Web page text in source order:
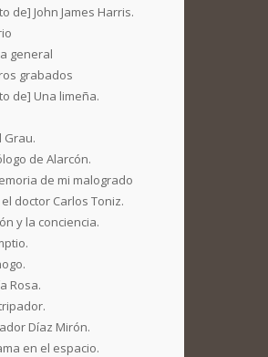
de] John James Harris.
general
grabados
de] Una limeña.
Grau.
de Alarcón.
de mi malogrado
doctor Carlos Toniz.
y la conciencia.
Rosa.
Díaz Mirón.
en el espacio.